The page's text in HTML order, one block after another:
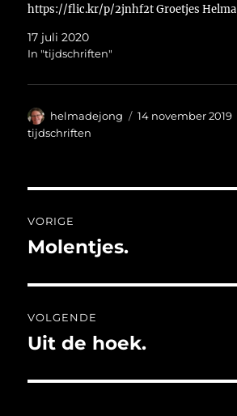
https://flic.kr/p/2jnhf2t Groetjes Helma
17 juli 2020
In "tijdschriften"
Auteur
helmadejong
Geplaatst
14 november 2019
tijdschriften
navigatie
VORIGE
Vorig
Molentjes.
VOLGENDE
Volgend
Uit de hoek.